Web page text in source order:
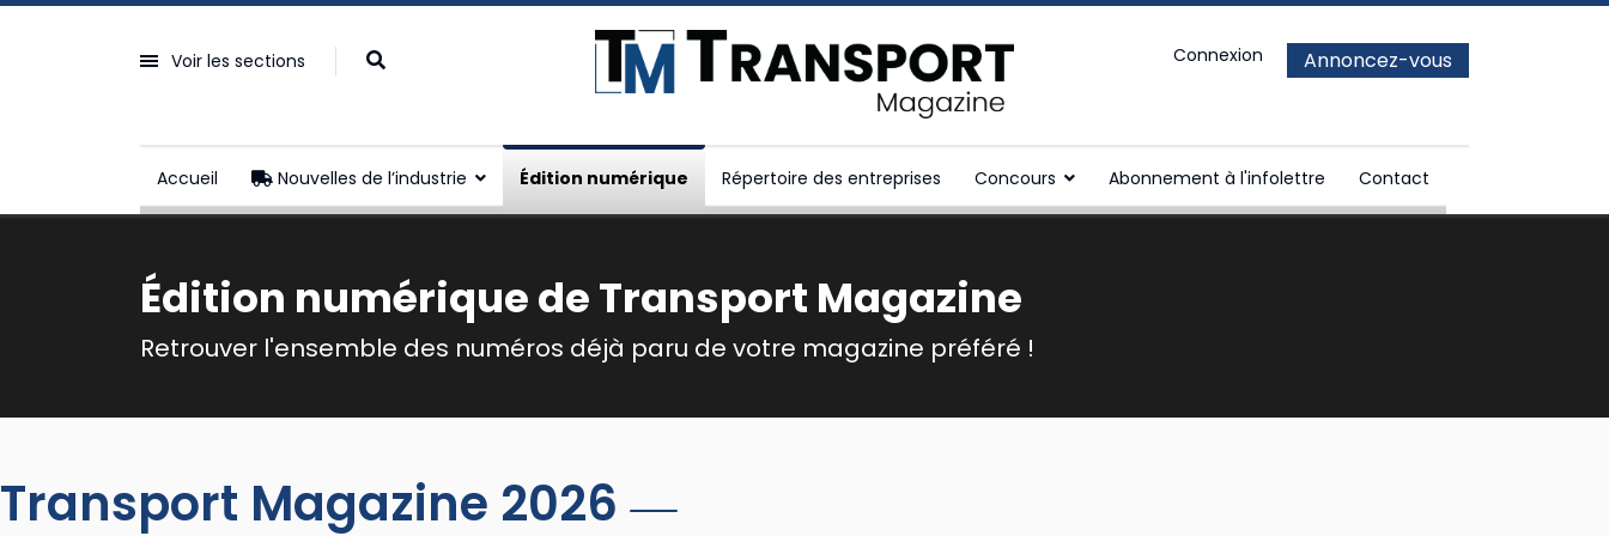
Voir les sections Annoncez-vous
Connexion
Accueil Nouvelles de l’industrie Édition numérique Répertoire des entreprises Concours Abonnement à l'infolettre Contact
Édition numérique de Transport Magazine
Retrouver l'ensemble des numéros déjà paru de votre magazine préféré !
Transport Magazine 2026